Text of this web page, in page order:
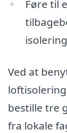
Føre til
Ved at
bestille tre
fra lokale